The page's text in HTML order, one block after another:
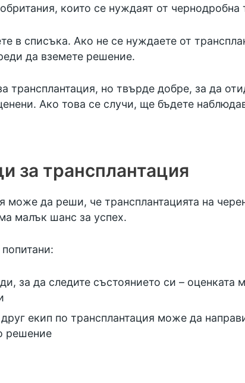
които се нуждаят от чернодробна
в списъка. Ако не се нуждаете от
да вземете решение.
но твърде добре, за да
Ако това се случи, ще бъдете
за трансплантация
може да реши, че трансплантацията на
малък шанс за успех.
за да следите състоянието си – оценката
екип по трансплантация може да
решение